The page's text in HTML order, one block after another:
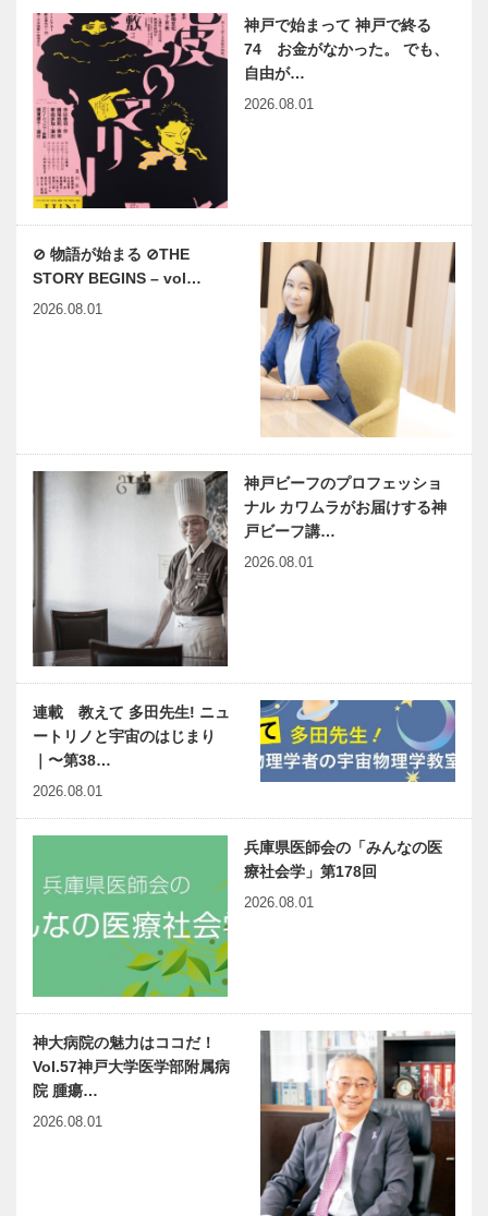
神戸で始まって 神戸で終る
74 お金がなかった。 でも、
自由が…
2026.08.01
⊘ 物語が始まる ⊘THE
STORY BEGINS – vol…
2026.08.01
神戸ビーフのプロフェッショ
ナル カワムラがお届けする神
戸ビーフ講…
2026.08.01
連載 教えて 多田先生! ニュ
ートリノと宇宙のはじまり
｜〜第38…
2026.08.01
兵庫県医師会の「みんなの医
療社会学」第178回
2026.08.01
神大病院の魅力はココだ！
Vol.57神戸大学医学部附属病
院 腫瘍…
2026.08.01